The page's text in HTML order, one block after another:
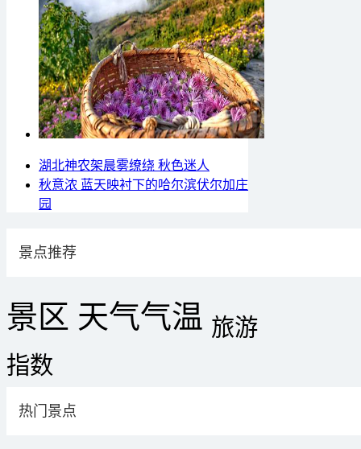
湖北神农架晨雾缭绕 秋色迷人
秋意浓 蓝天映衬下的哈尔滨伏尔加庄
园
景点推荐
景区 天气气温 旅游
指数
热门景点